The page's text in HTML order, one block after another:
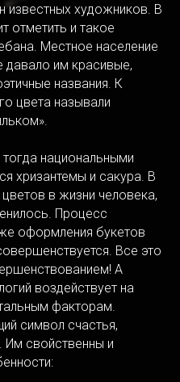
известных художников. В
отметить и такое
Местное население
им красивые,
названия. К
цвета называли
национальными
хризантемы и сакура. В
в жизни человека,
Процесс
оформления букетов
Все это
А
воздействует на
факторам.
символ счастья,
Им свойственны и